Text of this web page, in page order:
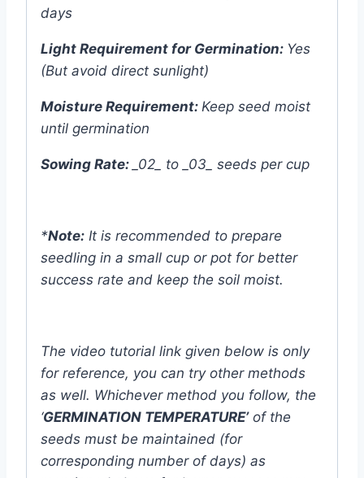
days
Light Requirement for Germination: Yes
(But avoid direct sunlight)
Moisture Requirement: Keep seed moist
until germination
Sowing Rate: _02_ to _03_ seeds per cup
*Note: It is recommended to prepare
seedling in a small cup or pot for better
success rate and keep the soil moist.
The video tutorial link given below is only
for reference, you can try other methods
as well. Whichever method you follow, the
‘GERMINATION TEMPERATURE’of the
seeds must be maintained (for
corresponding number of days) as